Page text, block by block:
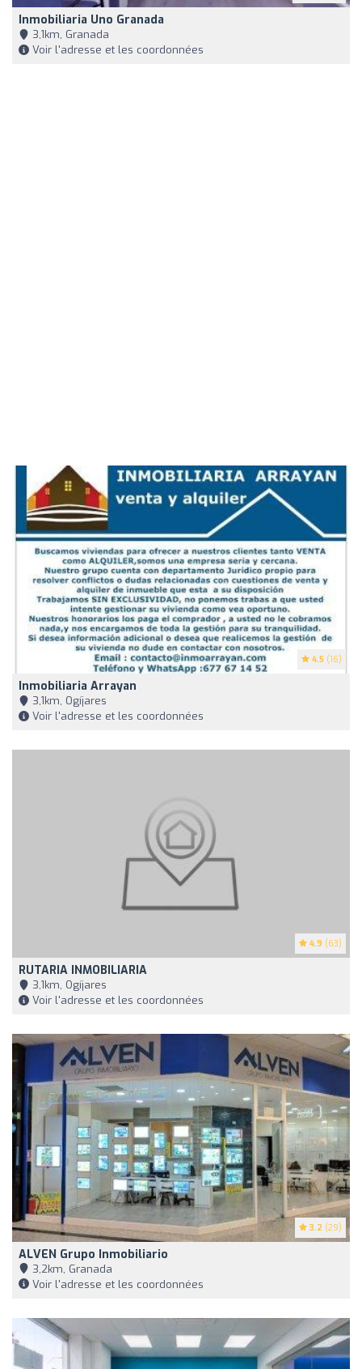
Inmobiliaria Uno Granada
3,1km, Granada
Voir l'adresse et les coordonnées
4.5 (16)
Inmobiliaria Arrayan
3,1km, Ogíjares
Voir l'adresse et les coordonnées
4.9 (63)
RUTARIA INMOBILIARIA
3,1km, Ogíjares
Voir l'adresse et les coordonnées
3.2 (29)
ALVEN Grupo Inmobiliario
3,2km, Granada
Voir l'adresse et les coordonnées